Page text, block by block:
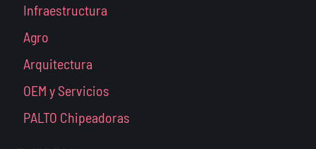
Infraestructura
Agro
Arquitectura
OEM y Servicios
PALTO Chipeadoras